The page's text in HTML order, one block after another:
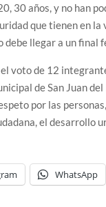
30 años, y no han
que tienen en
llegar a un final
voto de 12
de San Juan
por las
el desarrollo
WhatsApp